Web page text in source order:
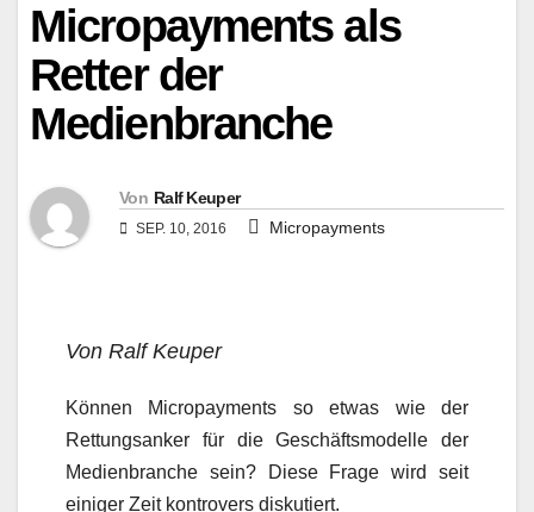
Micropayments als
Retter der
Medienbranche
Von Ralf Keuper
SEP. 10, 2016 Micropayments
Von Ralf Keuper
Können Micropayments so etwas wie der
Rettungsanker für die Geschäftsmodelle der
Medienbranche sein? Diese Frage wird seit
einiger Zeit kontrovers diskutiert.